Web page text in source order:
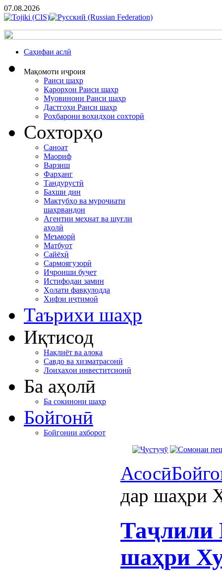
07.08.2026
Cаҳифаи аслӣ
Мақомоти иҷроия
Раиси шаҳр
Қарорҳои Раиси шаҳр
Муовинони Раиси шаҳр
Дастгоҳи Раиси шаҳр
Роҳбарони воҳидҳои сохторӣ
Сохторҳо
Саноат
Маориф
Варзиш
Фарҳанг
Тандурустӣ
Бахши дин
Мактубҳо ва муроҷиати
шаҳрвандон
Агентии меҳнат ва шуғли
аҳолӣ
Меъморӣ
Матбуот
Сайёҳӣ
Сармоягузорӣ
Иҷроиши буҷет
Истифодаи замин
Ҳолати фавқулодда
Хифзи иҷтимоӣ
Таърихи шаҳр
Иқтисод
Нақлиёт ва алоқа
Савдо ва хизматрасонӣ
Лоиҳаҳои инвеститсионӣ
Ба аҳолӣ
Ба сокинони шаҳр
Бойгонӣ
Бойгонии ахборот
Асосӣ
дар шаҳри
Таҷлили
шаҳри